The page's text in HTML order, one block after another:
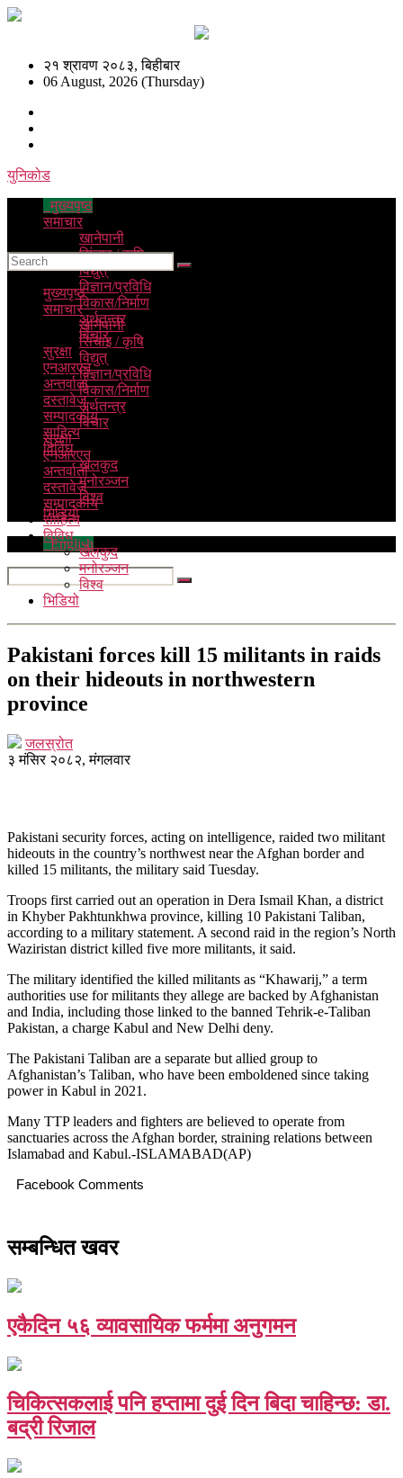
२१ श्रावण २०८३, बिहीबार
06 August, 2026 (Thursday)
युनिकोड
मुख्यपृष्ठ
समाचार
खानेपानी
सिंचाइ / कृषि
विद्युत्
विज्ञान/प्रविधि
विकास/निर्माण
अर्थतन्त्र
विचार
सुरक्षा
एनआरएन
अन्तर्वार्ता
दस्तावेज
सम्पादकीय
साहित्य
विविध
खेलकुद
मनोरञ्जन
विश्व
भिडियो
English
मुख्यपृष्ठ
समाचार
खानेपानी
सिंचाइ / कृषि
विद्युत्
विज्ञान/प्रविधि
विकास/निर्माण
अर्थतन्त्र
विचार
सुरक्षा
एनआरएन
अन्तर्वार्ता
दस्तावेज
सम्पादकीय
साहित्य
विविध
खेलकुद
मनोरञ्जन
विश्व
भिडियो
Pakistani forces kill 15 militants in raids
on their hideouts in northwestern
province
जलस्रोत
३ मंसिर २०८२, मंगलवार
Pakistani security forces, acting on intelligence, raided two militant
hideouts in the country’s northwest near the Afghan border and
killed 15 militants, the military said Tuesday.
Troops first carried out an operation in Dera Ismail Khan, a district
in Khyber Pakhtunkhwa province, killing 10 Pakistani Taliban,
according to a military statement. A second raid in the region’s North
Waziristan district killed five more militants, it said.
The military identified the killed militants as “Khawarij,” a term
authorities use for militants they allege are backed by Afghanistan
and India, including those linked to the banned Tehrik-e-Taliban
Pakistan, a charge Kabul and New Delhi deny.
The Pakistani Taliban are a separate but allied group to
Afghanistan’s Taliban, who have been emboldened since taking
power in Kabul in 2021.
Many TTP leaders and fighters are believed to operate from
sanctuaries across the Afghan border, straining relations between
Islamabad and Kabul.-ISLAMABAD(AP)
Facebook Comments
सम्बन्धित खवर
एकैदिन ५६ व्यावसायिक फर्ममा अनुगमन
चिकित्सकलाई पनि हप्तामा दुई दिन बिदा चाहिन्छ: डा.
बद्री रिजाल